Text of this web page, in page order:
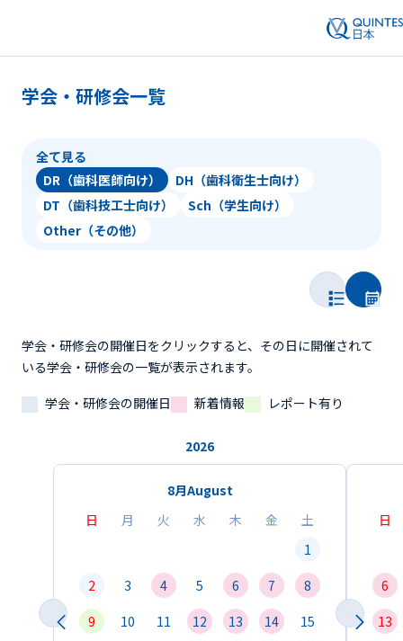
学会・研修会一覧
全て見る
DR（歯科医師向け）
DH（歯科衛生士向け）
DT（歯科技工士向け）
Sch（学生向け）
Other（その他）
学会・研修会の開催日をクリックすると、その日に開催されて
いる学会・研修会の一覧が表示されます。
学会・研修会の開催日
新着情報 レポート有り
2026
8月August
日
月 火 水 木 金
土
1
2
3 4 5 6 7
8
9
10 11 12 13 14
15
日
6
13